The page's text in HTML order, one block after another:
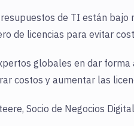
de TI están bajo
de licencias para evitar
globales en dar
costos y aumentar las
Socio de Negocios